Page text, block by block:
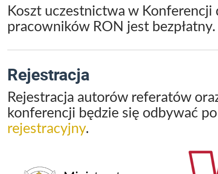
Koszt uczestnictwa w Konferencji
pracowników RON jest bezpłatny.
Rejestracja
Rejestracja autorów referatów
konferencji będzie się odbywać
rejestracyjny.